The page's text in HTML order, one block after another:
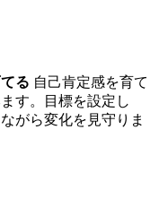
る 自己肯定感を育て
す。目標を設定し
がら変化を見守りま